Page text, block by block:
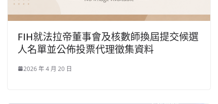
FIH就法拉帝董事會及核數師換屆提交候選
人名單並公佈投票代理徵集資料
2026 年 4 月 20 日